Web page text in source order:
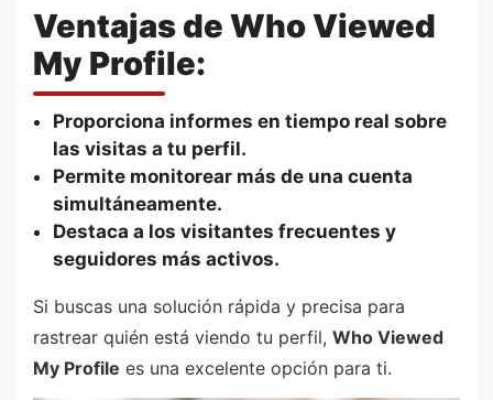
Ventajas de Who Viewed
My Profile:
Proporciona informes en tiempo real sobre
las visitas a tu perfil.
Permite monitorear más de una cuenta
simultáneamente.
Destaca a los visitantes frecuentes y
seguidores más activos.
Si buscas una solución rápida y precisa para
rastrear quién está viendo tu perfil, Who Viewed
My Profile es una excelente opción para ti.